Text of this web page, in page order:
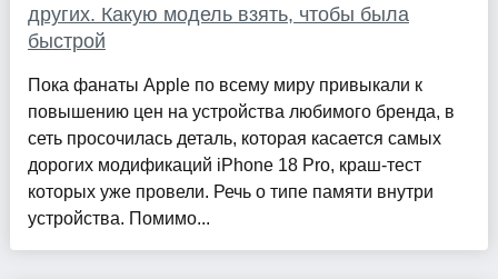
других. Какую модель взять, чтобы была
быстрой
Пока фанаты Apple по всему миру привыкали к
повышению цен на устройства любимого бренда, в
сеть просочилась деталь, которая касается самых
дорогих модификаций iPhone 18 Pro, краш-тест
которых уже провели. Речь о типе памяти внутри
устройства. Помимо...